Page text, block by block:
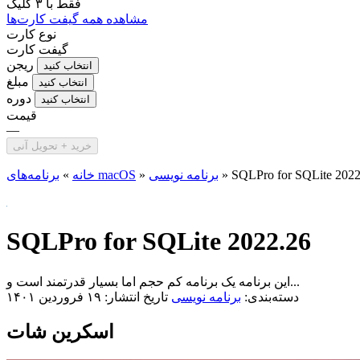
فقط با ۳ کلیک
مشاهده همه گیفت کارت‌ها
نوع کارت
گیفت کارت
ریجن
انتخاب کنید
مبلغ انتخاب کنید
دوره انتخاب کنید
قیمت
—
خرید + تحویل آنی
خانه » برنامه‌های macOS » برنامه نویسی » SQLPro for SQLite
SQLPro for SQLite 2022.26
این برنامه یک برنامه کم حجم اما بسیار قدرتمند است و...
دسته‌بندی: برنامه نویسی تاریخ انتشار: ۱۹ فروردین ۱۴۰۱
اسکرین شات